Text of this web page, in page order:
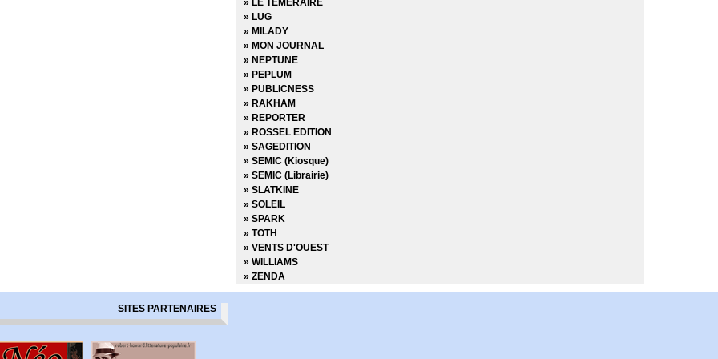
» LUG
» MILADY
» MON JOURNAL
» NEPTUNE
» PEPLUM
» PUBLICNESS
» RAKHAM
» REPORTER
» ROSSEL EDITION
» SAGEDITION
» SEMIC (Kiosque)
» SEMIC (Librairie)
» SLATKINE
» SOLEIL
» SPARK
» TOTH
» VENTS D'OUEST
» WILLIAMS
» ZENDA
SITES PARTENAIRES